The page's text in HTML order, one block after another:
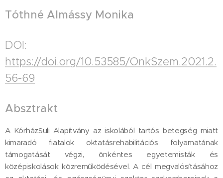
Tóthné Almássy Monika
DOI:
https://doi.org/10.53585/OnkSzem.2021.2.
56-69
Absztrakt
A KórházSuli Alapítvány az iskolából tartós betegség miatt
kimaradó fiatalok oktatásrehabilitációs folyamatának
támogatását végzi, önkéntes egyetemisták és
középiskolások közreműködésével. A cél megvalósításához